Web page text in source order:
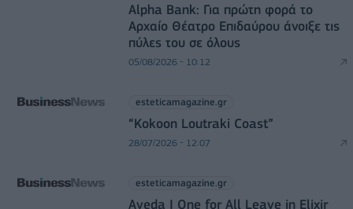
Alpha Bank: Για πρώτη φορά το
Αρχαίο Θέατρο Επιδαύρου άνοιξε τις
πύλες του σε όλους
05/08/2026 - 10:12
esteticamagazine.gr
“Kokoon Loutraki Coast”
28/07/2026 - 12:07
esteticamagazine.gr
Aveda I One for All Leave in Elixir